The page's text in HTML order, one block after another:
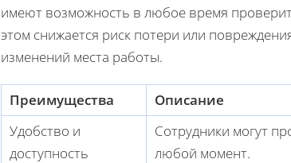
имеют возможность в любое время
этом снижается риск потери или
изменений места работы.
Преимущества
Описание
Удобство и
доступность
Сотрудники могут
любой момент.